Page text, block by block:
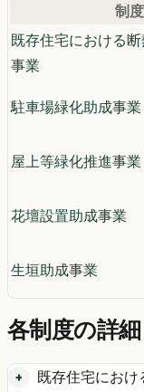
制
既存住宅における
事業
駐車場緑化助成事業
屋上等緑化推進事業
花壇設置助成事業
生垣助成事業
各制度の詳細
既存住宅にお